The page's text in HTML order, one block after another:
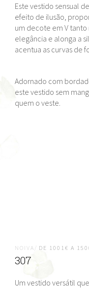
Este vestido sensual
efeito de ilusão,
um decote em V tanto
elegância e alonga a
acentua as curvas de
Adornado com
este vestido sem
quem o veste.
NOIVA/ DE 1001€ A
307
Um vestido versátil